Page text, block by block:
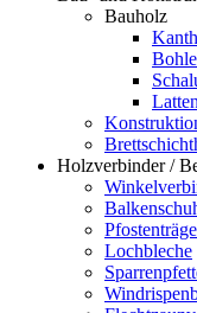
Bauholz
Latten
Holzverbinder /
Lochbleche